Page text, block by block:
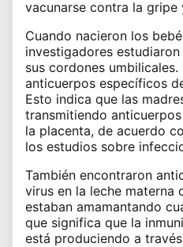
vacunarse contra la gripe
Cuando nacieron los
investigadores
sus cordones
anticuerpos específicos
Esto indica que las
transmitiendo
la placenta, de acuerdo
los estudios sobre
También encontraron
virus en la leche materna
estaban amamantando
que significa que la
está produciendo a